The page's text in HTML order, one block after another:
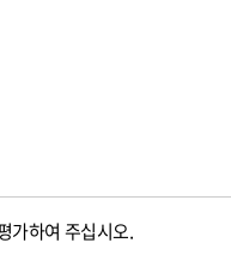
가하여 주십시오.